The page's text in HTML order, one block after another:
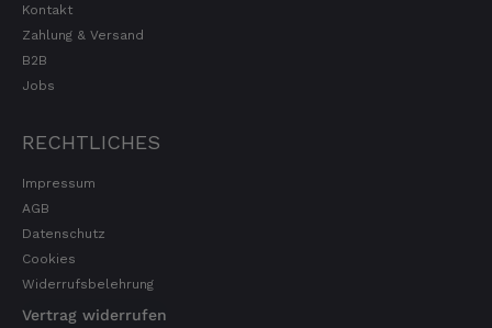
Kontakt
Zahlung & Versand
B2B
Jobs
RECHTLICHES
Impressum
AGB
Datenschutz
Cookies
Widerrufsbelehrung
Vertrag widerrufen